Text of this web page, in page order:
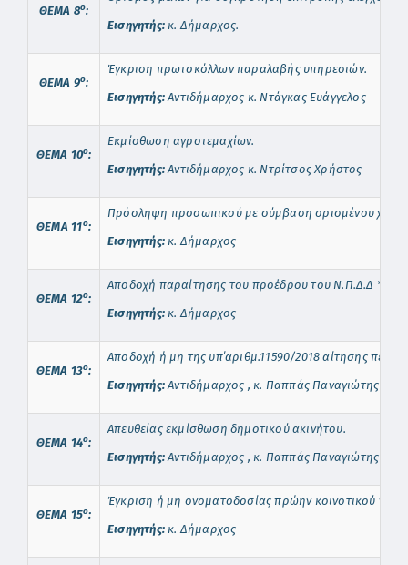
ΘΕΜΑ 8o:
Εισηγητής: κ. Δήμαρχος.
ΘΕΜΑ 9o:
Έγκριση πρωτοκόλλων παραλαβής υπηρεσιών.
Εισηγητής:Αντιδήμαρχος κ. Ντάγκας Ευάγγελος
ΘΕΜΑ 10o:
Εκμίσθωση αγροτεμαχίων.
Εισηγητής:Αντιδήμαρχος κ. Ντρίτσος Χρήστος
ΘΕΜΑ 11o:
Πρόσληψη προσωπικού με σύμβαση ορισμένου
Εισηγητής: κ. Δήμαρχος
ΘΕΜΑ 12o:
Αποδοχή παραίτησης του προέδρου του Ν.Π.Δ.Δ *
Εισηγητής: κ. Δήμαρχος
ΘΕΜΑ 13o:
Αποδοχή ή μη της υπ΄αριθμ.11590/2018 αίτησης περί
Εισηγητής:Αντιδήμαρχος , κ. Παππάς Παναγιώτης
ΘΕΜΑ 14o:
Απευθείας εκμίσθωση δημοτικού ακινήτου.
Εισηγητής:Αντιδήμαρχος , κ. Παππάς Παναγιώτης
ΘΕΜΑ 15o:
Έγκριση ή μη ονοματοδοσίας πρώην κοινοτικού
Εισηγητής: κ. Δήμαρχος